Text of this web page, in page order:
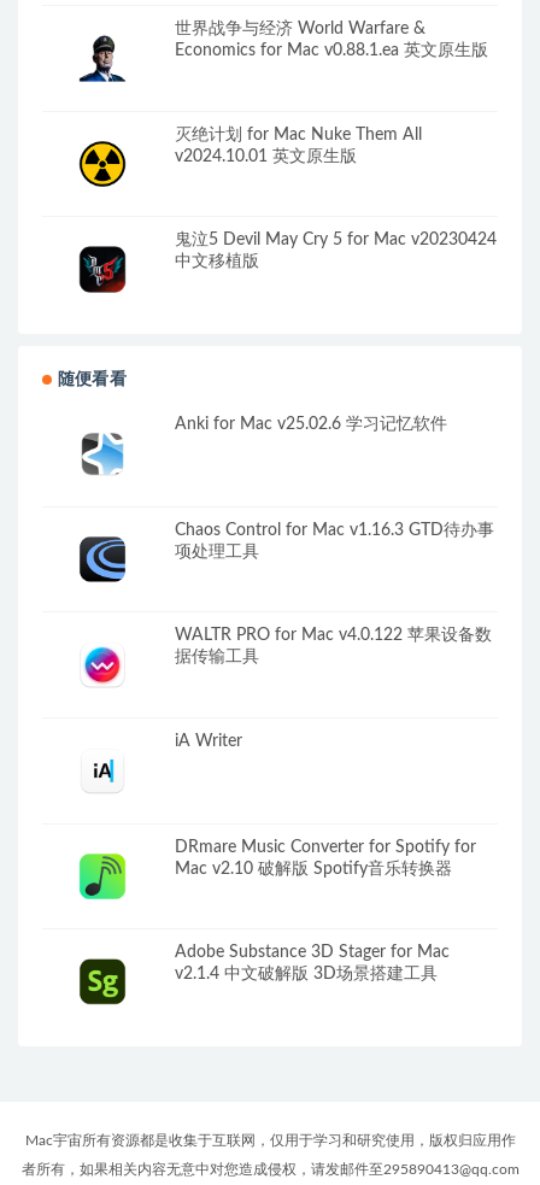
世界战争与经济 World Warfare &
Economics for Mac v0.88.1.ea 英文原生版
灭绝计划 for Mac Nuke Them All
v2024.10.01 英文原生版
鬼泣5 Devil May Cry 5 for Mac v20230424
中文移植版
随便看看
Anki for Mac v25.02.6 学习记忆软件
Chaos Control for Mac v1.16.3 GTD待办事
项处理工具
WALTR PRO for Mac v4.0.122 苹果设备数
据传输工具
iA Writer
DRmare Music Converter for Spotify for
Mac v2.10 破解版 Spotify音乐转换器
Adobe Substance 3D Stager for Mac
v2.1.4 中文破解版 3D场景搭建工具
Mac宇宙所有资源都是收集于互联网，仅用于学习和研究使用，版权归应用作
者所有，如果相关内容无意中对您造成侵权，请发邮件至295890413@qq.com